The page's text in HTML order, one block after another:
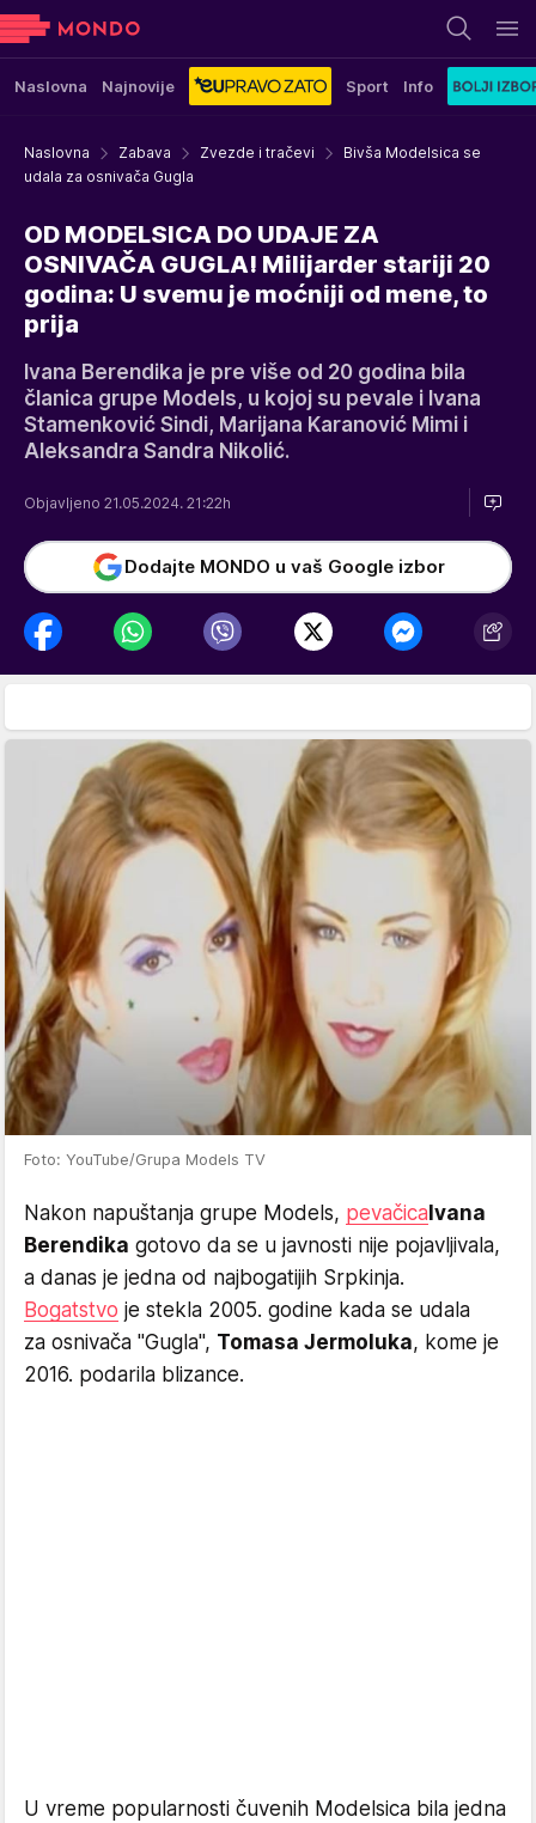
Naslovna Najnovije Sport Info
Naslovna Zabava Zvezde i tračevi
Bivša Modelsica se
udala za osnivača Gugla
OD MODELSICA DO UDAJE ZA
OSNIVAČA GUGLA! Milijarder stariji 20
godina: U svemu je moćniji od mene, to
prija
Ivana Berendika je pre više od 20 godina bila
članica grupe Models, u kojoj su pevale i Ivana
Stamenković Sindi, Marijana Karanović Mimi i
Aleksandra Sandra Nikolić.
Objavljeno 21.05.2024. 21:22h
Dodajte MONDO u vaš Google izbor
Foto: YouTube/Grupa Models TV
Nakon napuštanja grupe Models, pevačica Ivana
Berendika gotovo da se u javnosti nije pojavljivala,
a danas je jedna od najbogatijih Srpkinja.
Bogatstvo je stekla 2005. godine kada se udala
za osnivača "Gugla", Tomasa Jermoluka, kome je
2016. podarila blizance.
U vreme popularnosti čuvenih Modelsica bila jedna